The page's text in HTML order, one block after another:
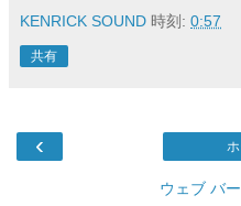
KENRICK SOUND 時刻: 0:57
共有
‹
ウェブ バ